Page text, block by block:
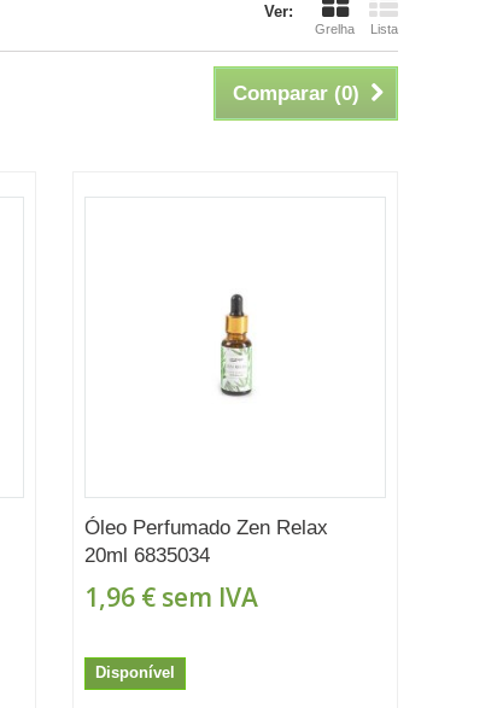
Ver:
Grelha Lista
Comparar (0)
Óleo Perfumado Zen Relax
20ml 6835034
1,96 €sem IVA
Disponível